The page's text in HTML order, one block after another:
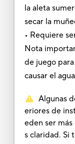
la aleta
secar la
• Requiere
Nota
de juego
causar el
Algunas
eriores de
eden ser
s claridad. Si